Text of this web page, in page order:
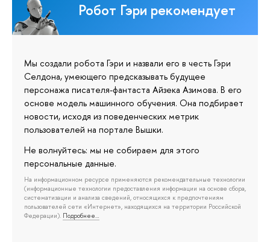
Робот Гэри рекомендует
Мы создали робота Гэри и назвали его в честь Гэри
Селдона, умеющего предсказывать будущее
персонажа писателя-фантаста Айзека Азимова. В его
основе модель машинного обучения. Она подбирает
новости, исходя из поведенческих метрик
пользователей на портале Вышки.
Не волнуйтесь: мы не собираем для этого
персональные данные.
На информационном ресурсе применяются рекомендательные технологии
(информационные технологии предоставления информации на основе сбора,
систематизации и анализа сведений, относящихся к предпочтениям
пользователей сети «Интернет», находящихся на территории Российской
Федерации). Подробнее…